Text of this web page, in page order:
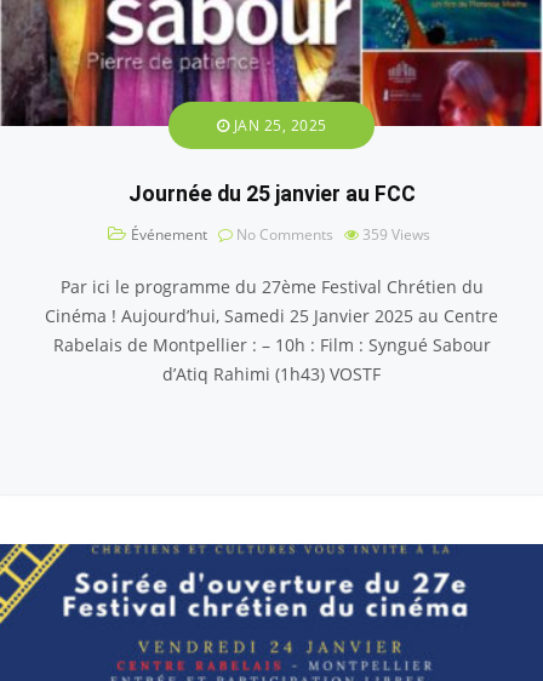
JAN 25, 2025
Journée du 25 janvier au FCC
Événement No Comments 359 Views
Par ici le programme du 27ème Festival Chrétien du
Cinéma ! Aujourd’hui, Samedi 25 Janvier 2025 au Centre
Rabelais de Montpellier : – 10h : Film : Syngué Sabour
d’Atiq Rahimi (1h43) VOSTF